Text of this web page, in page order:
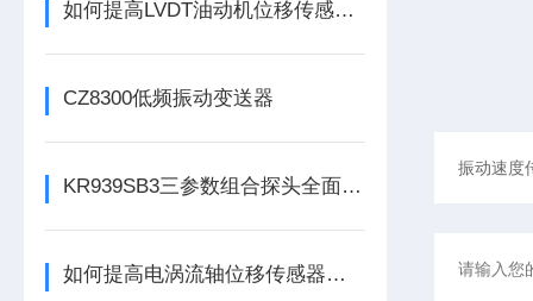
如何提高LVDT油动机位移传感器的精度？
CZ8300低频振动变送器
KR939SB3三参数组合探头全面解析
如何提高电涡流轴位移传感器的精度？